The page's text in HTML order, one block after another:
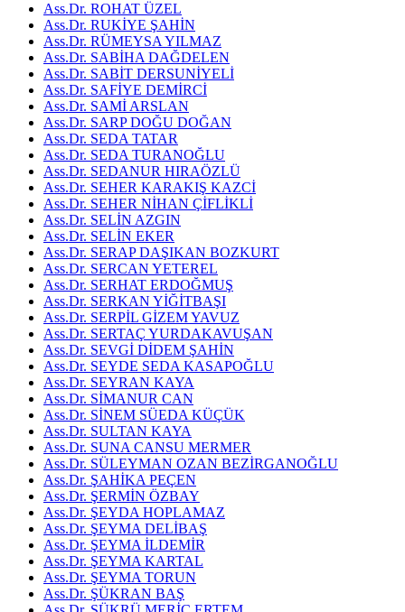
Ass.Dr. ROHAT ÜZEL
Ass.Dr. RUKİYE ŞAHİN
Ass.Dr. RÜMEYSA YILMAZ
Ass.Dr. SABİHA DAĞDELEN
Ass.Dr. SABİT DERSUNİYELİ
Ass.Dr. SAFİYE DEMİRCİ
Ass.Dr. SAMİ ARSLAN
Ass.Dr. SARP DOĞU DOĞAN
Ass.Dr. SEDA TATAR
Ass.Dr. SEDA TURANOĞLU
Ass.Dr. SEDANUR HIRAÖZLÜ
Ass.Dr. SEHER KARAKIŞ KAZCİ
Ass.Dr. SEHER NİHAN ÇİFLİKLİ
Ass.Dr. SELİN AZGIN
Ass.Dr. SELİN EKER
Ass.Dr. SERAP DAŞIKAN BOZKURT
Ass.Dr. SERCAN YETEREL
Ass.Dr. SERHAT ERDOĞMUŞ
Ass.Dr. SERKAN YİĞİTBAŞI
Ass.Dr. SERPİL GİZEM YAVUZ
Ass.Dr. SERTAÇ YURDAKAVUŞAN
Ass.Dr. SEVGİ DİDEM ŞAHİN
Ass.Dr. SEYDE SEDA KASAPOĞLU
Ass.Dr. SEYRAN KAYA
Ass.Dr. SİMANUR CAN
Ass.Dr. SİNEM SÜEDA KÜÇÜK
Ass.Dr. SULTAN KAYA
Ass.Dr. SUNA CANSU MERMER
Ass.Dr. SÜLEYMAN OZAN BEZİRGANOĞLU
Ass.Dr. ŞAHİKA PEÇEN
Ass.Dr. ŞERMİN ÖZBAY
Ass.Dr. ŞEYDA HOPLAMAZ
Ass.Dr. ŞEYMA DELİBAŞ
Ass.Dr. ŞEYMA İLDEMİR
Ass.Dr. ŞEYMA KARTAL
Ass.Dr. ŞEYMA TORUN
Ass.Dr. ŞÜKRAN BAŞ